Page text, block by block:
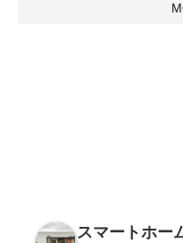
スマートホー